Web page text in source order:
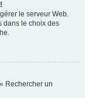
le serveur Web.
dans le choix des
Rechercher un